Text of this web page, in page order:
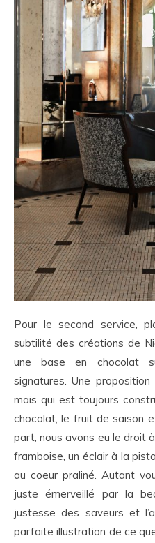
Pour le second service,
subtilité des créations de
une base en chocolat
signatures. Une
mais qui est toujours
chocolat, le fruit de saison
part, nous avons eu le droit
framboise, un éclair à la
au coeur praliné. Autant
juste émerveillé par la
justesse des saveurs et
parfaite illustration de ce